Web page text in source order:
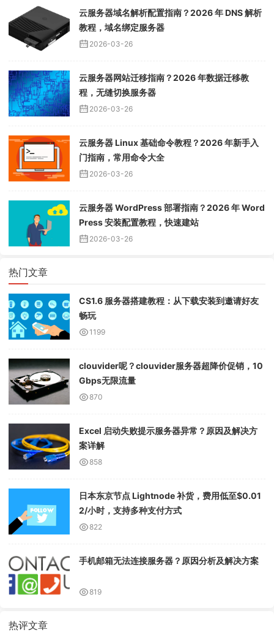
云服务器域名解析配置指南？2026 年 DNS 解析
教程，域名绑定服务器
2026-03-26
云服务器网站迁移指南？2026 年数据迁移教
程，无缝切换服务器
2026-03-26
云服务器 Linux 基础命令教程？2026 年新手入
门指南，常用命令大全
2026-03-26
云服务器 WordPress 部署指南？2026 年 Word
Press 安装配置教程，快速建站
2026-03-26
热门文章
CS1.6 服务器搭建教程：从下载安装到邀请好友
畅玩
1199
clouvider呢？clouvider服务器超降价促销，10
Gbps无限流量
870
Excel 启动失败提示服务器异常？原因及解决方
案详解
858
日本东京节点 Lightnode 补货，费用低至$0.01
2/小时，支持多种支付方式
822
手机邮箱无法连接服务器？原因分析及解决方案
819
热评文章